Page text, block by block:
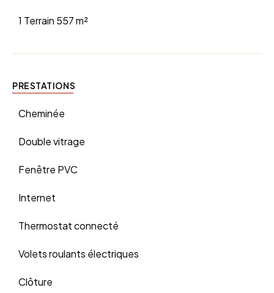
1 Terrain 557 m²
PRESTATIONS
Cheminée
Double vitrage
Fenêtre PVC
Internet
Thermostat connecté
Volets roulants électriques
Clôture